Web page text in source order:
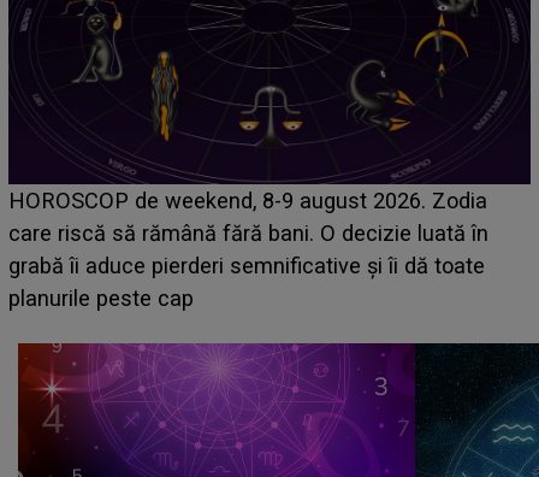
Emanuel a ținut ACEST DETALIU ASCUNS până
acum! În fața Alexandrei, concurentul din Casa Iubirii
face o MĂRTURISIRE NEAȘTEPTATĂ despre mama
sa: "I-am spus și ei în față, eu nu te iubesc pentru